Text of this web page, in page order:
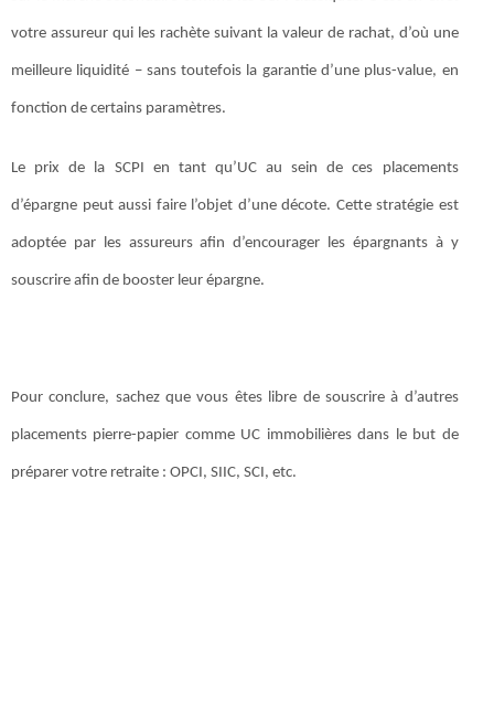
votre assureur qui les rachète suivant la valeur de rachat, d’où une
meilleure liquidité – sans toutefois la garantie d’une plus-value, en
fonction de certains paramètres.
Le prix de la SCPI en tant qu’UC au sein de ces placements
d’épargne peut aussi faire l’objet d’une décote. Cette stratégie est
adoptée par les assureurs afin d’encourager les épargnants à y
souscrire afin de booster leur épargne.
Pour conclure, sachez que vous êtes libre de souscrire à d’autres
placements pierre-papier comme UC immobilières dans le but de
préparer votre retraite : OPCI, SIIC, SCI, etc.